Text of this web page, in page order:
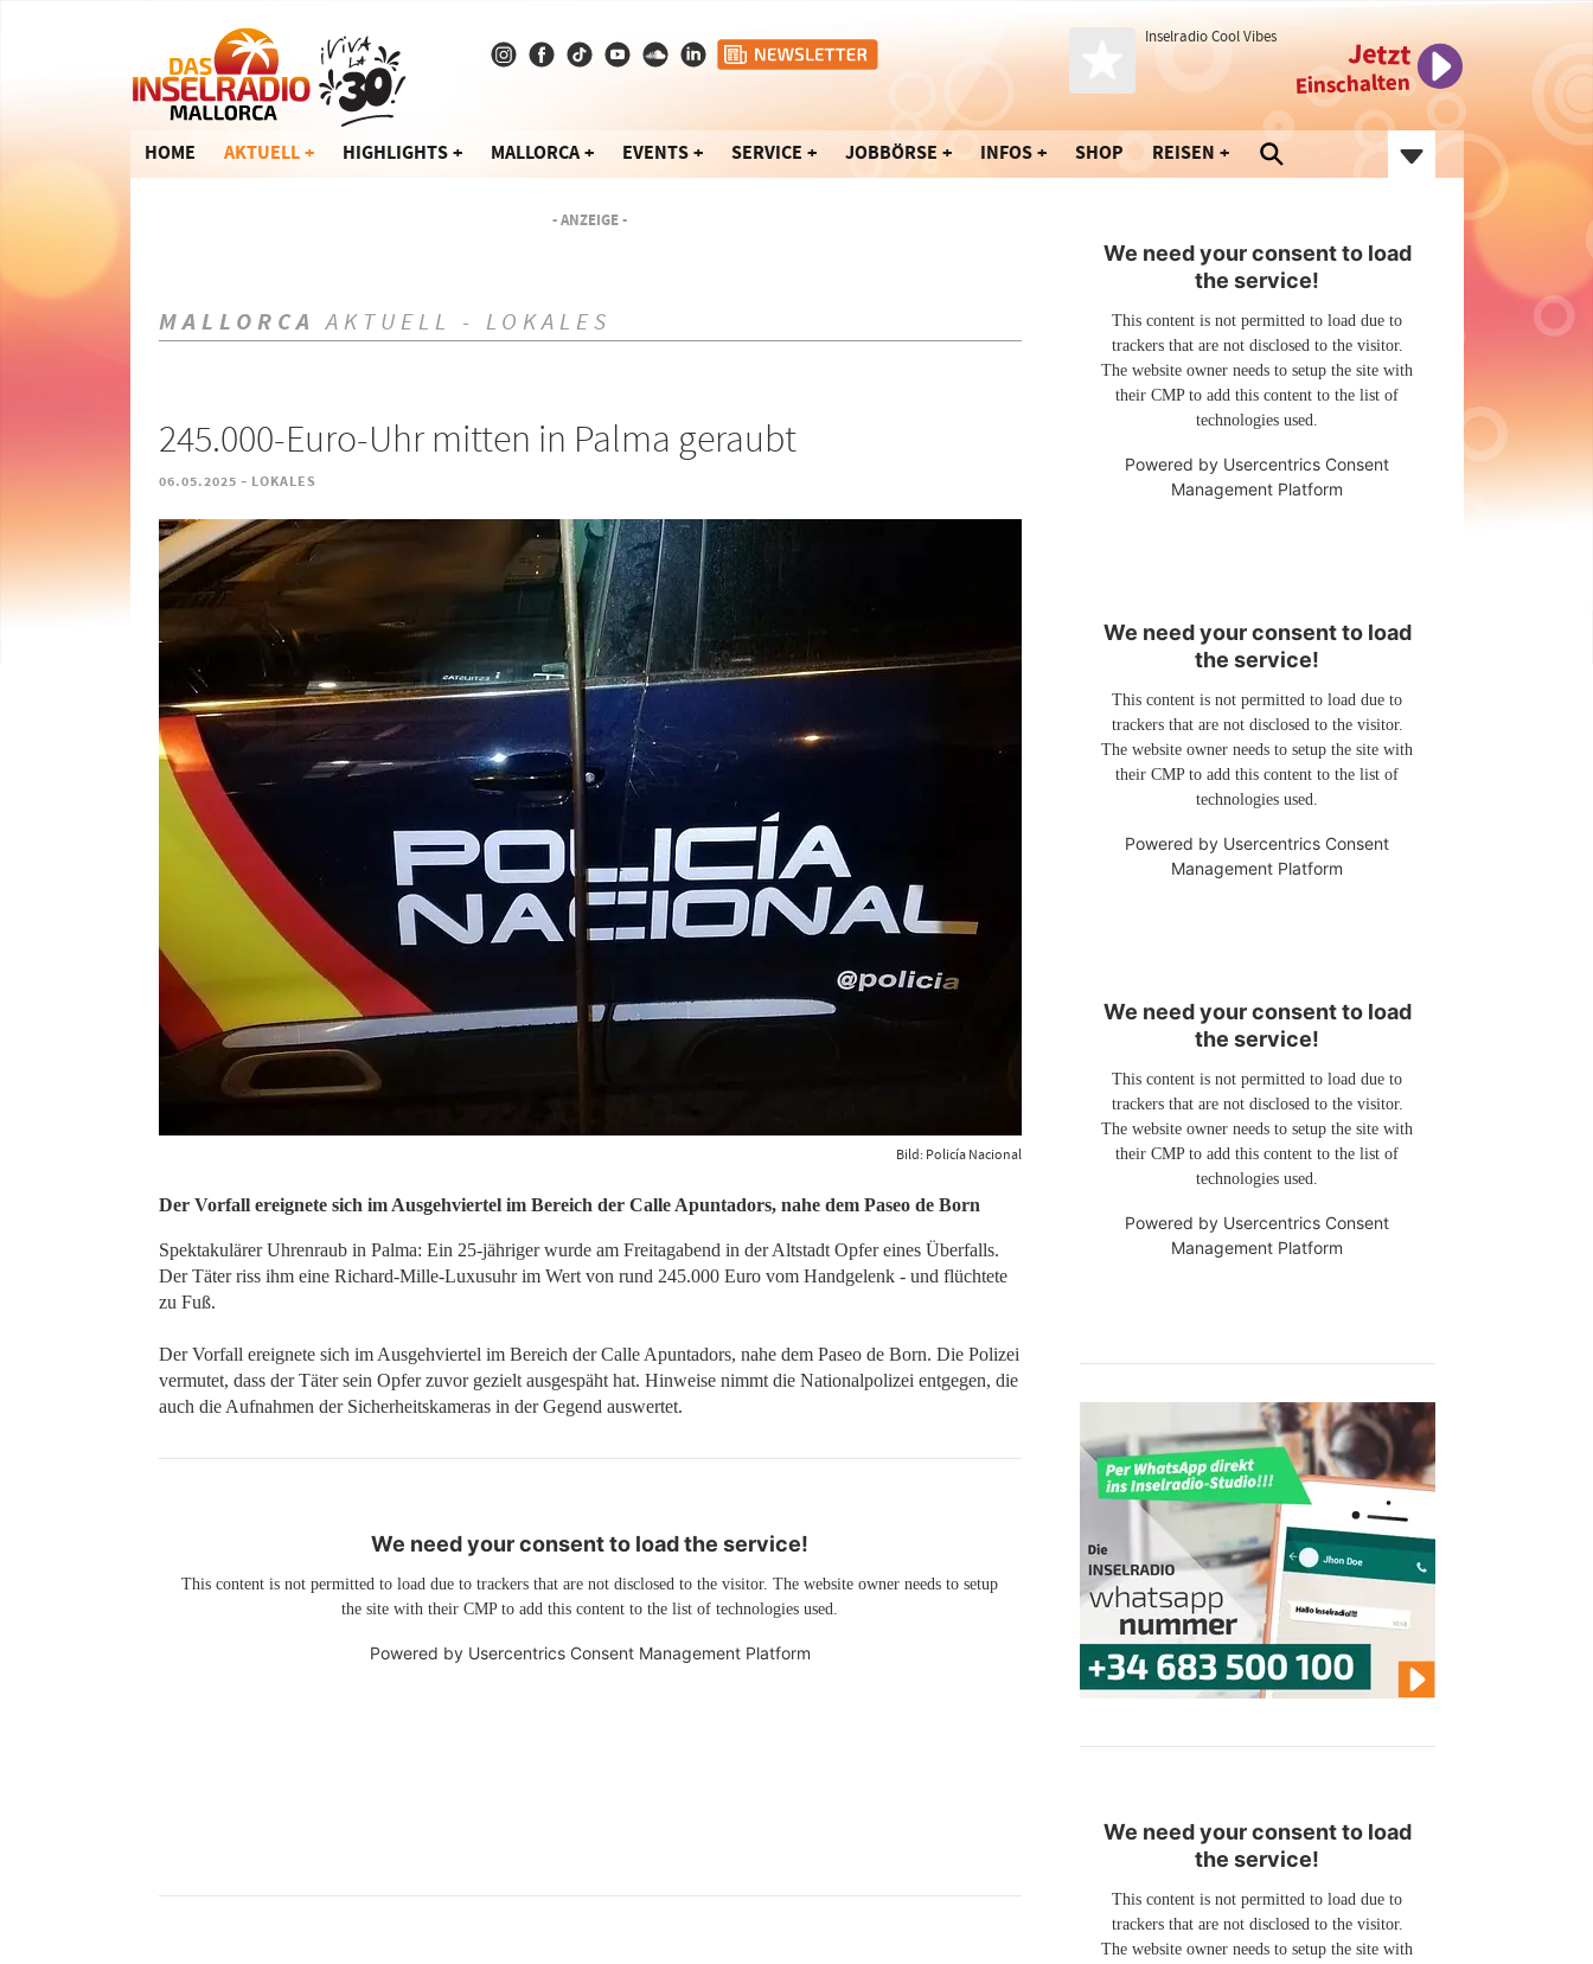
Inselradio Cool Vibes Jetzt
Einschalten
HOME AKTUELL HIGHLIGHTS MALLORCA EVENTS SERVICE JOBBÖRSE INFOS SHOP REISEN
- ANZEIGE -
MALLORCA AKTUELL - LOKALES
245.000-Euro-Uhr mitten in Palma geraubt
06.05.2025 - LOKALES
Bild: Policía Nacional
Der Vorfall ereignete sich im Ausgehviertel im Bereich der Calle Apuntadors, nahe dem Paseo de Born
Spektakulärer Uhrenraub in Palma: Ein 25-jähriger wurde am Freitagabend in der Altstadt Opfer eines Überfalls.
Der Täter riss ihm eine Richard-Mille-Luxusuhr im Wert von rund 245.000 Euro vom Handgelenk - und flüchtete
zu Fuß.
Der Vorfall ereignete sich im Ausgehviertel im Bereich der Calle Apuntadors, nahe dem Paseo de Born. Die Polizei
vermutet, dass der Täter sein Opfer zuvor gezielt ausgespäht hat. Hinweise nimmt die Nationalpolizei entgegen, die
auch die Aufnahmen der Sicherheitskameras in der Gegend auswertet.
We need your consent to load the service!
This content is not permitted to load due to trackers that are not disclosed to the visitor. The website owner needs to setup
the site with their CMP to add this content to the list of technologies used.
Powered by Usercentrics Consent Management Platform
We need your consent to load
the service!
This content is not permitted to load due to
trackers that are not disclosed to the visitor.
The website owner needs to setup the site with
their CMP to add this content to the list of
technologies used.
Powered by Usercentrics Consent
Management Platform
We need your consent to load
the service!
This content is not permitted to load due to
trackers that are not disclosed to the visitor.
The website owner needs to setup the site with
their CMP to add this content to the list of
technologies used.
Powered by Usercentrics Consent
Management Platform
We need your consent to load
the service!
This content is not permitted to load due to
trackers that are not disclosed to the visitor.
The website owner needs to setup the site with
their CMP to add this content to the list of
technologies used.
Powered by Usercentrics Consent
Management Platform
We need your consent to load
the service!
This content is not permitted to load due to
trackers that are not disclosed to the visitor.
The website owner needs to setup the site with